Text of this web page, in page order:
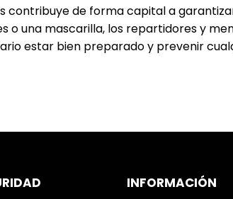
contribuye de forma capital a
o una mascarilla, los repartidores y
estar bien preparado y prevenir
INFORMACIÓN